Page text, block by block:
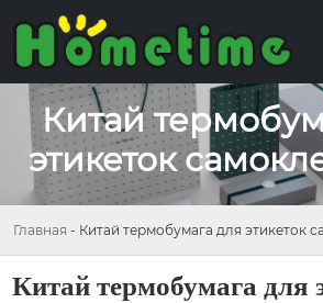
Китай
этикеток
Главная - Китай термобумага для этикеток
Китай термобумага для